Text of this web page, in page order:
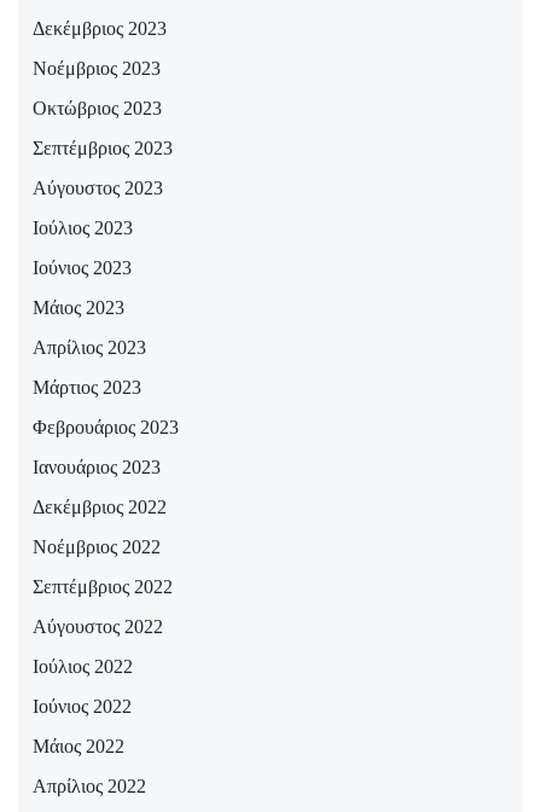
Δεκέμβριος 2023
Νοέμβριος 2023
Οκτώβριος 2023
Σεπτέμβριος 2023
Αύγουστος 2023
Ιούλιος 2023
Ιούνιος 2023
Μάιος 2023
Απρίλιος 2023
Μάρτιος 2023
Φεβρουάριος 2023
Ιανουάριος 2023
Δεκέμβριος 2022
Νοέμβριος 2022
Σεπτέμβριος 2022
Αύγουστος 2022
Ιούλιος 2022
Ιούνιος 2022
Μάιος 2022
Απρίλιος 2022